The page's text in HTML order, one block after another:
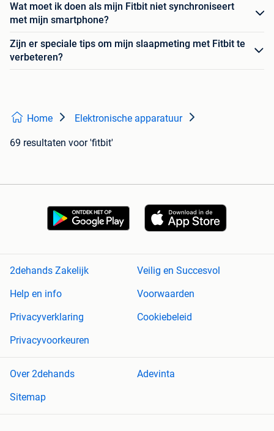
Wat moet ik doen als mijn Fitbit niet synchroniseert
met mijn smartphone?
Zijn er speciale tips om mijn slaapmeting met Fitbit te
verbeteren?
Home Elektronische apparatuur
69 resultaten voor 'fitbit'
2dehands Zakelijk
Veilig en Succesvol
Help en info
Voorwaarden
Privacyverklaring
Cookiebeleid
Privacyvoorkeuren
Over 2dehands
Adevinta
Sitemap